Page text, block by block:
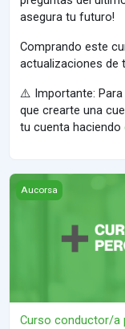
asegura tu futuro!
Comprando este
actualizaciones de
⚠️ Importante: Para
que crearte una
tu cuenta haciendo
Curso conductor/a
Aucorsa
Curso conductor/a